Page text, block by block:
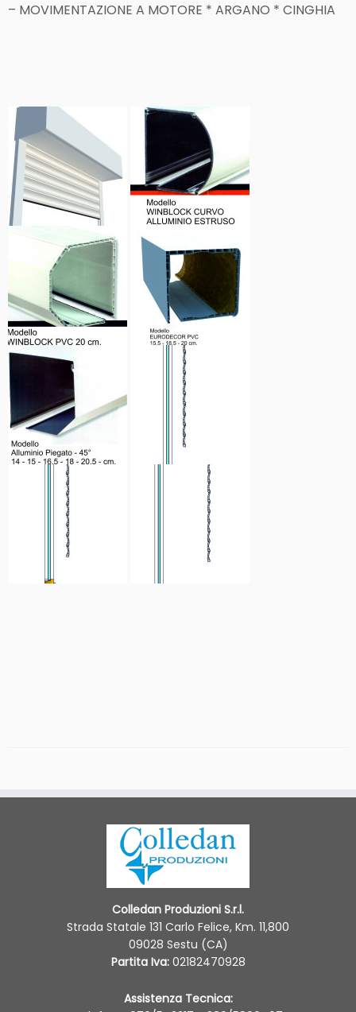
– MOVIMENTAZIONE A MOTORE * ARGANO * CINGHIA
Colledan Produzioni S.r.l.
Strada Statale 131 Carlo Felice, Km. 11,800
09028 Sestu (CA)
Partita Iva:02182470928
Assistenza Tecnica: